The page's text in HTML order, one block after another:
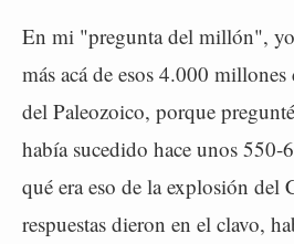
En mi "pregunta del millón",
más acá de esos 4.000
del Paleozoico, porque
había sucedido hace unos 550-
qué era eso de la explosión del
respuestas dieron en el clavo,